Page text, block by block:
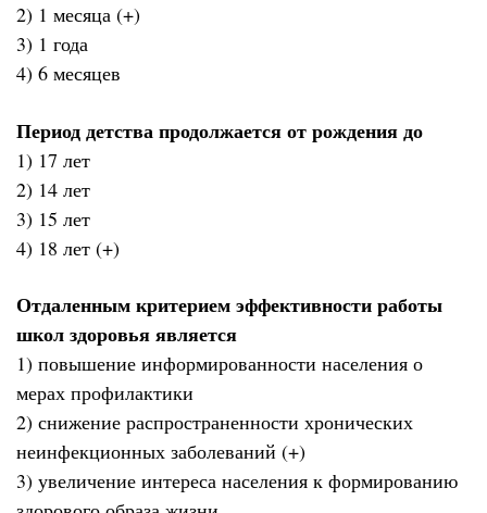
2) 1 месяца (+)
3) 1 года
4) 6 месяцев
Период детства продолжается от рождения до
1) 17 лет
2) 14 лет
3) 15 лет
4) 18 лет (+)
Отдаленным критерием эффективности работы
школ здоровья является
1) повышение информированности населения о
мерах профилактики
2) снижение распространенности хронических
неинфекционных заболеваний (+)
3) увеличение интереса населения к формированию